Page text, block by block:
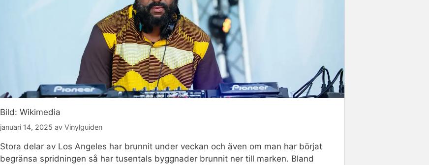
Bild: Wikimedia
januari 14, 2025 av Vinylguiden
Stora delar av Los Angeles har brunnit under veckan och även om man har börjat
begränsa spridningen så har tusentals byggnader brunnit ner till marken. Bland